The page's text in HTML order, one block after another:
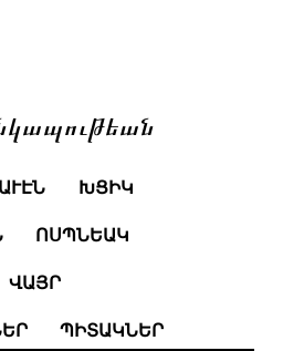
ԽՑԻԿ
ՈՍՊՆԵԱԿ
ՎԱՅՐ
ՊԻՏԱԿՆԵՐ